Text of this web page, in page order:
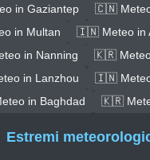
in Gaziantep
🇨🇳 Meteo
in Multan
🇮🇳 Meteo in
in Nanning
🇰🇷 Meteo
in Lanzhou
🇮🇳
in Baghdad
🇰🇷
Estremi